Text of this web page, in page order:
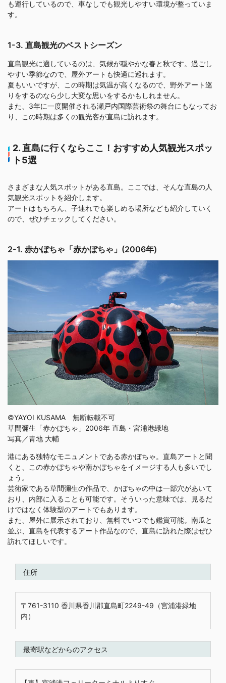
も運行しているので、車なしでも観光しやすい環境が整っていま
す。
1-3. 直島観光のベストシーズン
直島観光に適しているのは、気候が穏やかな春と秋です。過ごし
やすい季節なので、屋外アートも快適に巡れます。
夏もいいですが、この時期は気温が高くなるので、野外アート巡
りをするのなら少し大変な思いをするかもしれません。
また、3年に一度開催される瀬戸内国際芸術祭の舞台にもなってお
り、この時期は多くの観光客が直島に訪れます。
2. 直島に行くならここ！おすすめ人気観光スポッ
ト5選
さまざまな人気スポットがある直島。ここでは、そんな直島の人
気観光スポットを紹介します。
アートはもちろん、子連れでも楽しめる場所なども紹介していく
ので、ぜひチェックしてください。
2-1. 赤かぼちゃ「赤かぼちゃ」(2006年)
©YAYOI KUSAMA 無断転載不可
草間彌生「赤かぼちゃ」2006年 直島・宮浦港緑地
写真／青地 大輔
港にある独特なモニュメントである赤かぼちゃ。直島アートと聞
くと、この赤かぼちゃや南かぼちゃをイメージする人も多いでし
ょう。
芸術家である草間彌生の作品で、かぼちゃの中は一部穴があいて
おり、内部に入ることも可能です。そういった意味では、見るだ
けではなく体験型のアートでもあります。
また、屋外に展示されており、無料でいつでも鑑賞可能。南瓜と
並ぶ、直島を代表するアート作品なので、直島に訪れた際はぜひ
訪れてほしいです。
住所
〒761-3110 香川県香川郡直島町2249-49（宮浦港緑地
内）
最寄駅などからのアクセス